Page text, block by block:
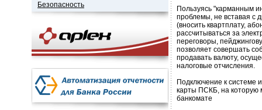
Безопасность
Пользуясь "карманным
проблемы, не вставая с
(вносить квартплату,
рассчитываться за
переговоры,
позволяет совершать
продавать валюту,
налоговые отчисления.
Подключение к системе
карты ПСКБ, на которую
банкомате